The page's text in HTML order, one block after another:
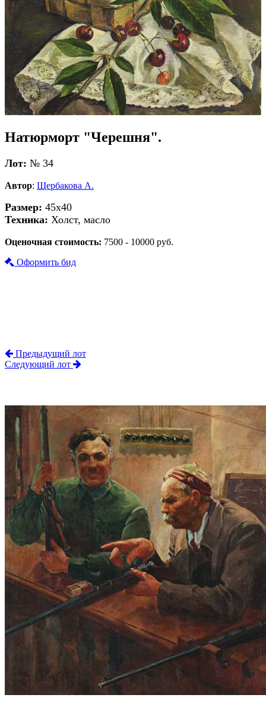
Натюрморт "Черешня".
Лот: № 34
Автор: Щербакова А.
Размер: 45x40
Техника: Холст, масло
Оценочная стоимость: 7500 - 10000 руб.
Оформить бид
Предыдущий лот
Следующий лот